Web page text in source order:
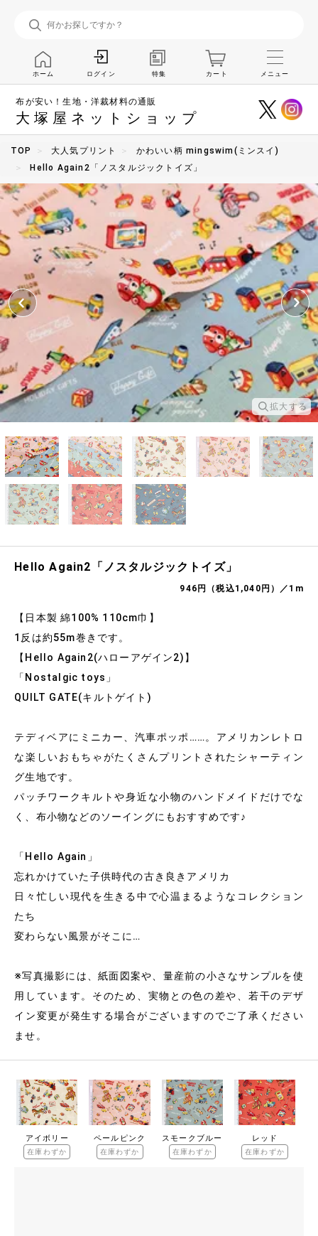
布が安い！生地・洋裁材料の通販
大塚屋ネットショップ
ホーム ログイン 特集 カート メニュー
TOP 大人気プリント
かわいい柄 mingswim(ミンスイ)
Hello Again2「ノスタルジックトイズ」
拡大する
Hello Again2「ノスタルジックトイズ」
946円（税込1,040円）／1m
【日本製 綿100% 110cm巾】
1反は約55m巻きです。
【Hello Again2(ハローアゲイン2)】
「Nostalgic toys」
QUILT GATE(キルトゲイト)
テディベアにミニカー、汽車ポッポ……。アメリカンレトロ
な楽しいおもちゃがたくさんプリントされたシャーティン
グ生地です。
パッチワークキルトや身近な小物のハンドメイドだけでな
く、布小物などのソーイングにもおすすめです♪
「Hello Again」
忘れかけていた子供時代の古き良きアメリカ
日々忙しい現代を生きる中で心温まるようなコレクション
たち
変わらない風景がそこに…
※写真撮影には、紙面図案や、量産前の小さなサンプルを使
用しています。そのため、実物との色の差や、若干のデザ
イン変更が発生する場合がございますのでご了承ください
ませ。
アイボリー
在庫わずか
ペールピンク
在庫わずか
スモークブルー
在庫わずか
レッド
在庫わずか